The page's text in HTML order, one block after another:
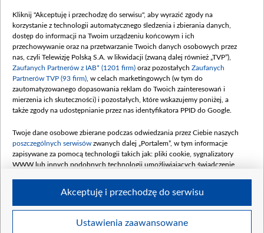
(wpłata wrzesień 100 mln, październik 350
mln, listopad 265 mln)
Dofinansowanie 48 862 000,00 PLN
Data podpisania umowy: GRUDZIEŃ 2025
(wpłata grudzień 60,548 mln)
Dofinansowanie 900 000 000,00 PLN
Data podpisania umowy: LUTY 2026 (wpłata
kwiecień 180 mln, 7 maja 180 mln, 8
czerwca 90 mln)
Dofinansowanie 250 000 000,00 PLN
4 sierpnia 250 mln
Kliknij "Akceptuję i przechodzę do serwisu", aby wyrazić zgody na
korzystanie z technologii automatycznego śledzenia i zbierania danych,
dostęp do informacji na Twoim urządzeniu końcowym i ich
przechowywanie oraz na przetwarzanie Twoich danych osobowych przez
nas, czyli Telewizję Polską S.A. w likwidacji (zwaną dalej również „TVP”),
Zaufanych Partnerów z IAB* (1201 firm) oraz pozostałych Zaufanych
Partnerów TVP (93 firm) , w celach marketingowych (w tym do
zautomatyzowanego dopasowania reklam do Twoich zainteresowań i
mierzenia ich skuteczności) i pozostałych, które wskazujemy poniżej, a
także zgody na udostępnianie przez nas identyfikatora PPID do Google.
Twoje dane osobowe zbierane podczas odwiedzania przez Ciebie naszych
poszczególnych serwisów zwanych dalej „Portalem”, w tym informacje
zapisywane za pomocą technologii takich jak: pliki cookie, sygnalizatory
WWW lub innych podobnych technologii umożliwiających świadczenie
Twoje dane osobowe zbierane podczas odwiedzania przez Ciebie
Ustawienia zaawansowane
Akceptuję i przechodzę do serwisu